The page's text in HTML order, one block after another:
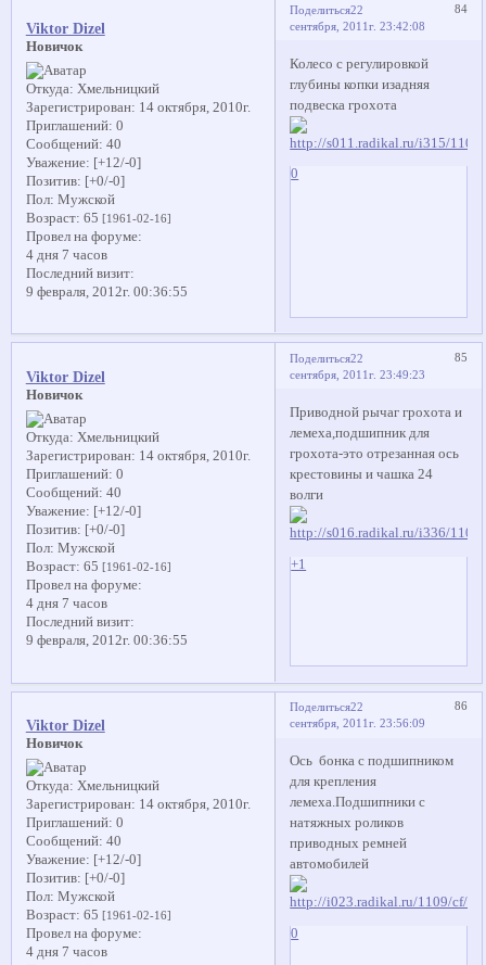
Поделиться 84
22
сентября, 2011г. 23:42:08
Viktor Dizel
Новичок
Откуда: Хмельницкий
Зарегистрирован: 14 октября, 2010г.
Приглашений: 0
Сообщений: 40
Уважение: [+12/-0]
Позитив: [+0/-0]
Пол: Мужской
Возраст: 65 [1961-02-16]
Провел на форуме:
4 дня 7 часов
Последний визит:
9 февраля, 2012г. 00:36:55
Колесо с регулировкой
глубины копки изадняя
подвеска грохота
0
Поделиться 85
22
сентября, 2011г. 23:49:23
Viktor Dizel
Новичок
Откуда: Хмельницкий
Зарегистрирован: 14 октября, 2010г.
Приглашений: 0
Сообщений: 40
Уважение: [+12/-0]
Позитив: [+0/-0]
Пол: Мужской
Возраст: 65 [1961-02-16]
Провел на форуме:
4 дня 7 часов
Последний визит:
9 февраля, 2012г. 00:36:55
Приводной рычаг грохота и
лемеха,подшипник для
грохота-это отрезанная ось
крестовины и чашка 24
волги
+1
Поделиться 86
22
сентября, 2011г. 23:56:09
Viktor Dizel
Новичок
Откуда: Хмельницкий
Зарегистрирован: 14 октября, 2010г.
Приглашений: 0
Сообщений: 40
Уважение: [+12/-0]
Позитив: [+0/-0]
Пол: Мужской
Возраст: 65 [1961-02-16]
Провел на форуме:
4 дня 7 часов
Ось бонка с подшипником
для крепления
лемеха.Подшипники с
натяжных роликов
приводных ремней
автомобилей
0